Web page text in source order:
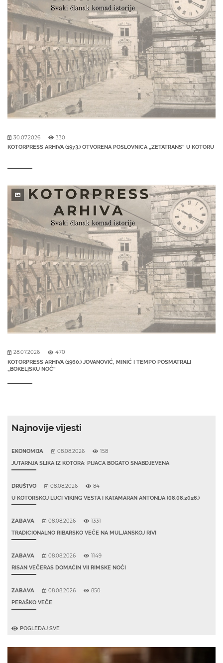
30.07.2026 330
KOTORPRESS ARHIVA (1973.) OTVORENA POSLOVNICA „ZETATRANS“ U KOTORU
28.07.2026 470
KOTORPRESS ARHIVA (1960.) JOVANOVIĆ, MINIĆ I TEMPO POSMATRALI
„BOKELĮSKU NOĆ“
Najnovije vijesti
EKONOMIJA 08.08.2026 158
JUTARNJA SLIKA IZ KOTORA: PIJACA BOGATO SNABDJEVENA
DRUŠTVO 08.08.2026 84
U KOTORSKOJ LUCI VIKING VESTA I KATAMARAN ANTONIJA (08.08.2026.)
ZABAVA 08.08.2026 1331
TRADICIONALNO RIBARSKO VEČE NA MULJANSKOJ RIVI
ZABAVA 08.08.2026 1149
RISAN VEČERAS DOMAĆIN VII RIMSKE NOĆI
ZABAVA 08.08.2026 850
PERAŠKO VEČE
POGLEDAJ SVE